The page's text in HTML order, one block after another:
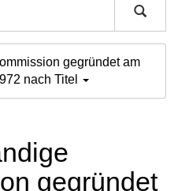
der
gegründet am
nach Titel
gegründet